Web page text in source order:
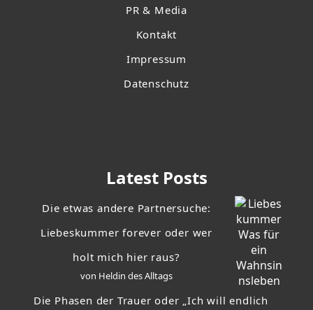
PR & Media
Kontakt
Impressum
Datenschutz
Latest Posts
Die etwas andere Partnersuche:
Liebeskummer forever oder wer
holt mich hier raus?
von Heldin des Alltags
Die Phasen der Trauer oder „Ich will endlich